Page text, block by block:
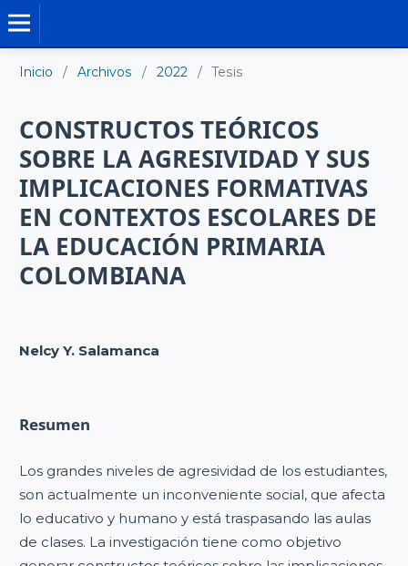
Inicio / Archivos / 2022 / Tesis
CONSTRUCTOS TEÓRICOS
SOBRE LA AGRESIVIDAD Y SUS
IMPLICACIONES FORMATIVAS
EN CONTEXTOS ESCOLARES DE
LA EDUCACIÓN PRIMARIA
COLOMBIANA
Nelcy Y. Salamanca
Resumen
Los grandes niveles de agresividad de los estudiantes,
son actualmente un inconveniente social, que afecta
lo educativo y humano y está traspasando las aulas
de clases. La investigación tiene como objetivo